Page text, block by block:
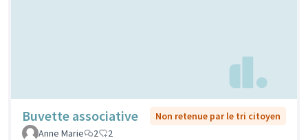
Buvette associative
Non retenue par le tri citoyen
Anne Marie
2 2